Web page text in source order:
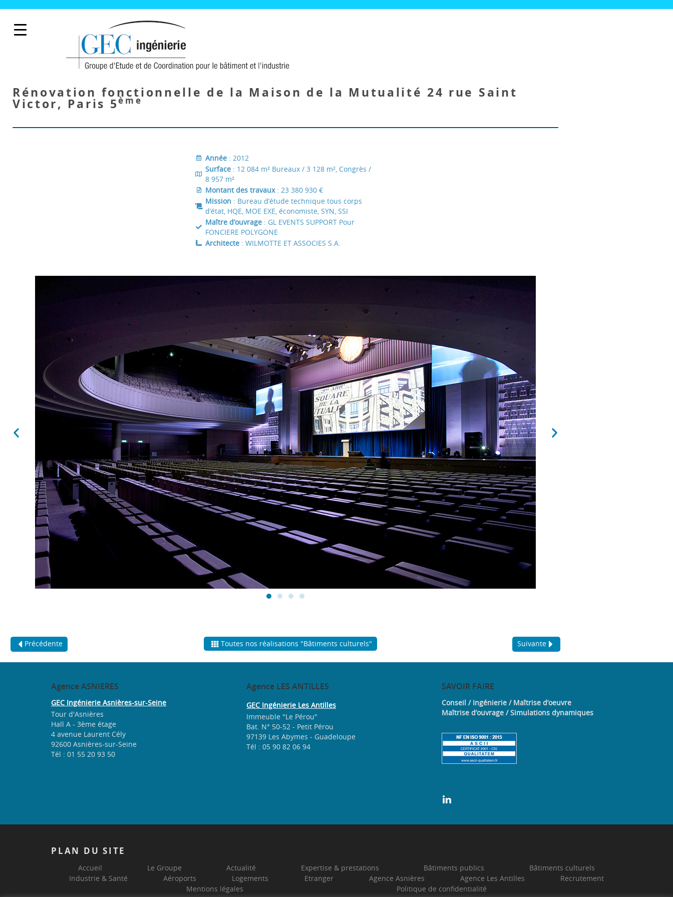
Rénovation fonctionnelle de la Maison de la Mutualité 24 rue Saint
Victor, Paris 5ème
Année : 2012
Surface : 12 084 m² Bureaux / 3 128 m², Congrès /
8 957 m²
Montant des travaux : 23 380 930 €
Mission : Bureau d’étude technique tous corps
d’état, HQE, MOE EXE, économiste, SYN, SSI
Maître d’ouvrage : GL EVENTS SUPPORT Pour
FONCIERE POLYGONE
Architecte : WILMOTTE ET ASSOCIES S.A.
Précédente Toutes nos réalisations "Bâtiments culturels" Suivante
AgenceASNIERES
GEC Ingénierie Asnières-sur-Seine
Tour d'Asnières
Hall A - 3ème étage
4 avenue Laurent Cély
92600 Asnières-sur-Seine
Tél : 01 55 20 93 50
Agence LES ANTILLES
GEC Ingénierie Les Antilles
Immeuble "Le Pérou"
Bat. N° 50-52 - Petit Pérou
97139 Les Abymes - Guadeloupe
Tél : 05 90 82 06 94
SAVOIR FAIRE
Conseil / Ingénierie / Maîtrise d’oeuvre
Maîtrise d’ouvrage / Simulations dynamiques
PLAN DU SITE
Accueil Le Groupe Actualité Expertise & prestations Bâtiments publics
Bâtiments culturels
Industrie & Santé
Aéroports Logements Etranger Agence Asnières Agence Les Antilles
Recrutement
Mentions légales
Politique de confidentialité